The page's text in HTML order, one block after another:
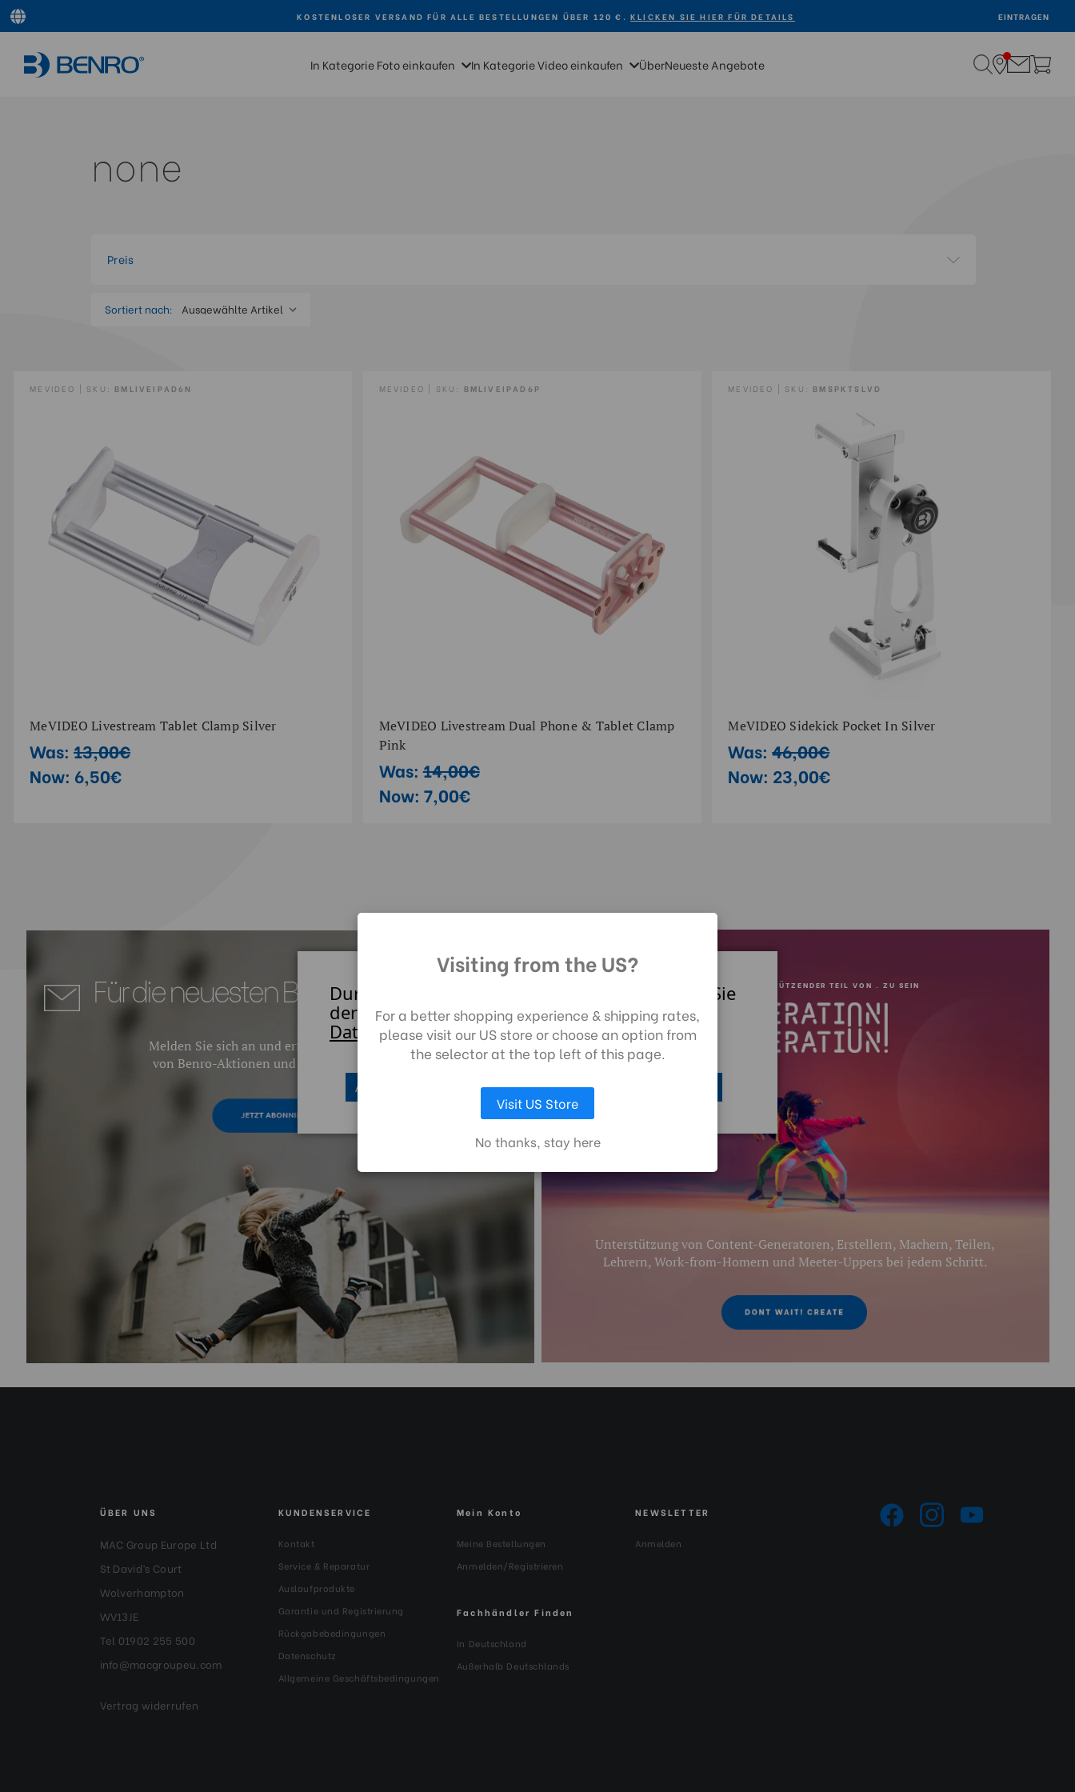
KOSTENLOSER VERSAND FÜR ALLE BESTELLUNGEN ÜBER 120 €.KLICKEN SIE HIER FÜR DETAILS EINTRAGEN
In Kategorie Foto einkaufen In Kategorie Video einkaufen ÜberNeueste Angebote
none
Preis
Sortiert nach:
MEVIDEO | SKU: BMLIVEIPAD6N
MeVIDEO Livestream Tablet Clamp Silver
Was:13,00€
Now: 6,50€
MEVIDEO | SKU: BMLIVEIPAD6P
MeVIDEO Livestream Dual Phone & Tablet Clamp
Pink
Was:14,00€
Now: 7,00€
MEVIDEO | SKU: BMSPKTSLVD
MeVIDEO Sidekick Pocket In Silver
Was:46,00€
Now: 23,00€
Für die neuesten Benro Nachrichten!
Melden Sie sich an und erfahren Sie als Erster
von Benro-Aktionen und neuen Produkten!
Unterstützung von Content-Generatoren, Erstellern, Machern, Teilen,
Lehrern, Work-from-Homern und Meeter-Uppers bei jedem Schritt.
STOLZ, EIN UNTERSTÜTZENDER TEIL VON . ZU SEIN
ÜBER UNS
MAC Group Europe Ltd
St David’s Court
Wolverhampton
WV13JE
Tel 01902 255 500
info@macgroupeu.com
Vertrag widerrufen
KUNDENSERVICE
Kontakt
Service & Reparatur
Auslaufprodukte
Garantie und Registrierung
Rückgabebedingungen
Datenschutz
Allgemeine Geschäftsbedingungen
Mein Konto
Meine Bestellungen
Anmelden/Registrieren
Fachhändler Finden
In Deutschland
Außerhalb Deutschlands
NEWSLETTER
Anmelden
Durch die Nutzung unserer Website stimmen Sie
der Datenerfassung gemäß unserer
Datenschutzrichtlinie zu.
AUSWAHL ANPASSEN ALLE COOKIES AKZEPTIEREN
Visiting from the US?
For a better shopping experience & shipping rates,
please visit our US store or choose an option from
the selector at the top left of this page.
Visit US Store
No thanks, stay here